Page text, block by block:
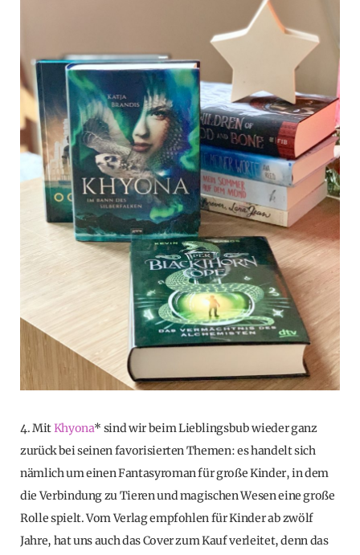
4. MitKhyona* sind wir beim Lieblingsbub wieder ganz
zurück bei seinen favorisierten Themen: es handelt sich
nämlich um einen Fantasyroman für große Kinder, in dem
die Verbindung zu Tieren und magischen Wesen eine große
Rolle spielt. Vom Verlag empfohlen für Kinder ab zwölf
Jahre, hat uns auch das Cover zum Kauf verleitet, denn das